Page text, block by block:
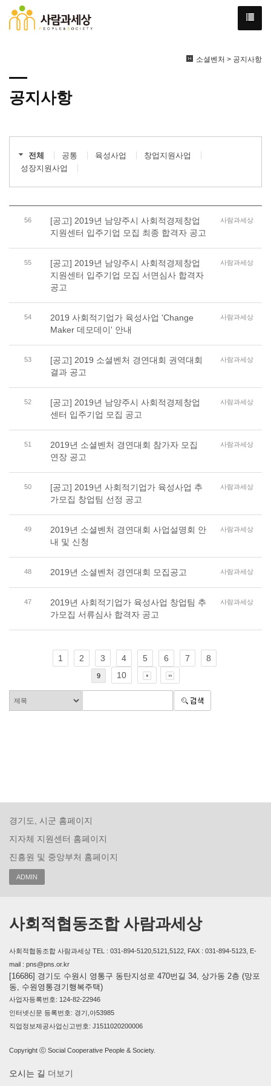
소셜벤처 > 공지사항
공지사항
전체 공통 육성사업
창업지원사업
성장지원사업
56
[공고] 2019년 남양주시 사회적경제창업
지원센터 입주기업 모집 최종 합격자 공고
사람과세상
55
[공고] 2019년 남양주시 사회적경제창업
지원센터 입주기업 모집 서면심사 합격자
공고
사람과세상
54
2019 사회적기업가 육성사업 'Change
Maker 데모데이' 안내
사람과세상
53
[공고] 2019 소셜벤처 경연대회 권역대회
결과 공고
사람과세상
52
[공고] 2019년 남양주시 사회적경제창업
센터 입주기업 모집 공고
사람과세상
51
2019년 소셜벤처 경연대회 참가자 모집
연장 공고
사람과세상
50
[공고] 2019년 사회적기업가 육성사업 추
가모집 창업팀 선정 공고
사람과세상
49
2019년 소셜벤처 경연대회 사업설명회 안
내 및 신청
사람과세상
48 2019년 소셜벤처 경연대회 모집공고 사람과세상
47
2019년 사회적기업가 육성사업 창업팀 추
가모집 서류심사 합격자 공고
사람과세상
1 2 3 4 5 6 7 8
9 10
경기도, 시군 홈페이지
지자체 지원센터 홈페이지
진흥원 및 중앙부처 홈페이지
ADMIN
사회적협동조합 사람과세상
사회적협동조합 사람과세상 TEL : 031-894-5120,5121,5122, FAX : 031-894-5123, E-
mail : pns@pns.or.kr
[16686] 경기도 수원시 영통구 동탄지성로 470번길 34, 상가동 2층 (망포
동, 수원영통경기행복주택)
사업자등록번호: 124-82-22946
인터넷신문 등록번호: 경기,아53985
직업정보제공사업신고번호: J1511020200006
Copyright ⓒ Social Cooperative People & Society.
오시는 길 더보기